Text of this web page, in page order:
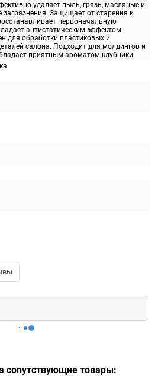
удаляет пыль, грязь, масляные и
загрязнения. Защищает от старения и
первоначальную
антистатическим эффектом.
для обработки пластиковых и
салона. Подходит для молдингов и
приятным ароматом клубники.
сопутствующие товары: